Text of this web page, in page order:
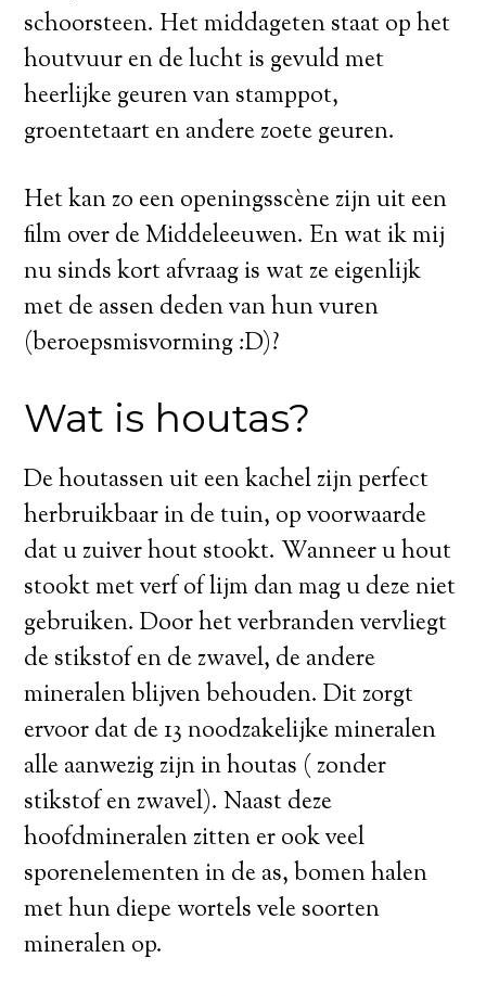
schoorsteen. Het middageten staat op het
houtvuur en de lucht is gevuld met
heerlijke geuren van stamppot,
groentetaart en andere zoete geuren.
Het kan zo een openingsscène zijn uit een
film over de Middeleeuwen. En wat ik mij
nu sinds kort afvraag is wat ze eigenlijk
met de assen deden van hun vuren
(beroepsmisvorming :D)?
Wat is houtas?
De houtassen uit een kachel zijn perfect
herbruikbaar in de tuin, op voorwaarde
dat u zuiver hout stookt. Wanneer u hout
stookt met verf of lijm dan mag u deze niet
gebruiken. Door het verbranden vervliegt
de stikstof en de zwavel, de andere
mineralen blijven behouden. Dit zorgt
ervoor dat de 13 noodzakelijke mineralen
alle aanwezig zijn in houtas ( zonder
stikstof en zwavel). Naast deze
hoofdmineralen zitten er ook veel
sporenelementen in de as, bomen halen
met hun diepe wortels vele soorten
mineralen op.